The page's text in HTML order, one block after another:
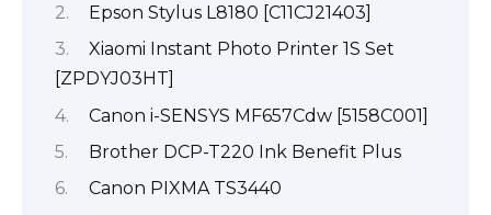
Epson Stylus L8180 [C11CJ21403]
Xiaomi Instant Photo Printer 1S Set
[ZPDYJ03HT]
Canon i-SENSYS MF657Cdw [5158С001]
Brother DCP-T220 Ink Benefit Plus
Canon PIXMA TS3440